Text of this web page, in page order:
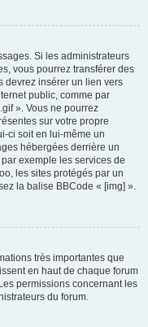
Si les administrateurs
vous pourrez transférer des
devrez insérer un lien vers
public, comme par
». Vous ne pourrez
sur votre propre
ci soit en lui-même un
hébergées derrière un
exemple les services de
les sites protégés par un
la balise BBCode « [img] ».
très importantes que
en haut de chaque forum
permissions concernant les
du forum.